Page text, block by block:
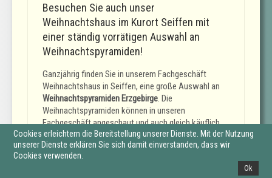
Besuchen Sie auch unser
Weihnachtshaus im Kurort Seiffen mit
einer ständig vorrätigen Auswahl an
Weihnachtspyramiden!
Ganzjährig finden Sie in unserem Fachgeschäft
Weihnachtshaus in Seiffen, eine große Auswahl an
Weihnachtspyramiden Erzgebirge. Die
Weihnachtspyramiden können in unseren
Fachgeschäft angeschaut und auch gleich käuflich
erworben werden. Alle in unseren Shop abgebildeten
Pyramiden sind auch im Geschäft in Seiffen vorrätig.
Vor unseren Weihnachtshaus an der Hauptstrße 53,
Cookies erleichtern die Bereitstellung unserer Dienste. Mit der Nutzung
unserer Dienste erklären Sie sich damit einverstanden, dass wir
Cookies verwenden.
Ok